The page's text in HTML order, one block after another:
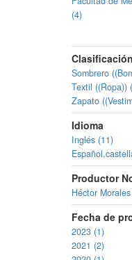
(4)
Sombrero
Textil ((Ropa))
Zapato
Idioma
Inglés (11)
Productor
Héctor
Fecha de
2023 (1)
2021 (2)